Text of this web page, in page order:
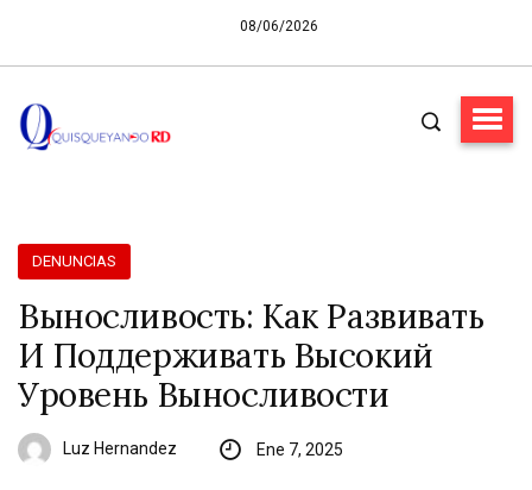
08/06/2026
DENUNCIAS
Выносливость: Как Развивать
И Поддерживать Высокий
Уровень Выносливости
Luz Hernandez Ene 7, 2025